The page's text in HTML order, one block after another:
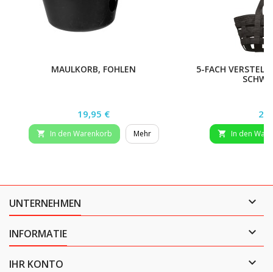
MAULKORB, FOHLEN
Preis
19,95 €
 In den Warenkorb Mehr
5-FACH
 In den
UNTERNEHMEN 
INFORMATIE 
IHR KONTO 